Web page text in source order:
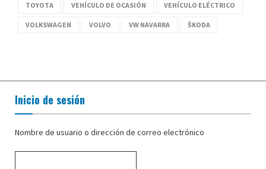
TOYOTA VEHÍCULO DE OCASIÓN VEHÍCULO ELÉCTRICO
VOLKSWAGEN VOLVO VW NAVARRA ŠKODA
Inicio de sesión
Nombre de usuario o dirección de correo electrónico